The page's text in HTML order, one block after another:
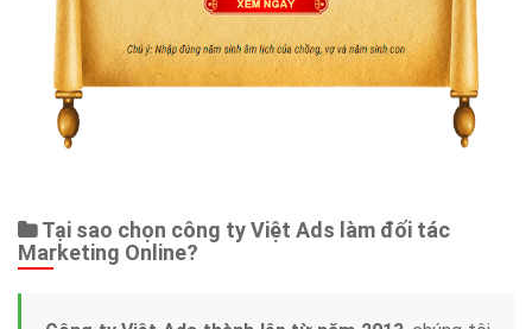
Quảng Cáo Google
App